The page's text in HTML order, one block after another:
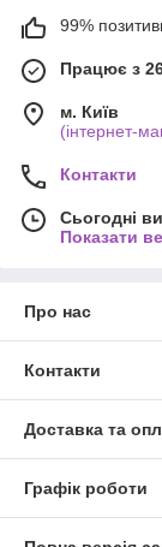
99%
Працює з
м. Київ
(інтернет-
Контакти
Сьогодні
Показати
Про нас
Контакти
Доставка та
Графік роботи